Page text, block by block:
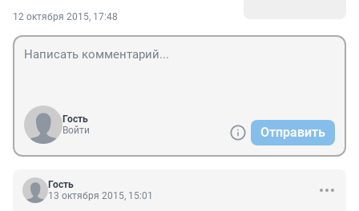
12 октября 2015, 17:48
Гость
Войти
Отправить
Гость
13 октября 2015, 15:01